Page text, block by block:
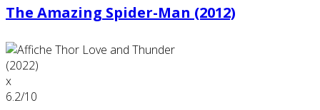
The Amazing Spider-Man (2012)
x
6.2/10